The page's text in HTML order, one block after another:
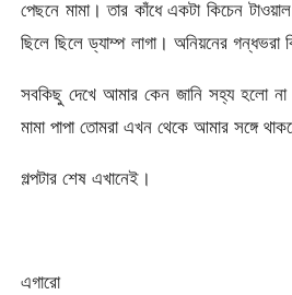
পেছনে মামা। তার কাঁধে একটা কিচেন
ছিলে ছিলে ড্যাম্প লাগা। অনিয়নের গন্ধভরা
সবকিছু দেখে আমার কেন জানি সহ্য হলো
মামা পাপা তোমরা এখন থেকে আমার সঙ্গে
গল্পটার শেষ এখানেই।
এগারো